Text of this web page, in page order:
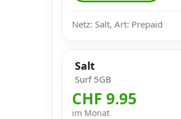
Netz: Salt, Art: Prepaid
Salt
Surf 5GB
CHF 9.95
im Monat